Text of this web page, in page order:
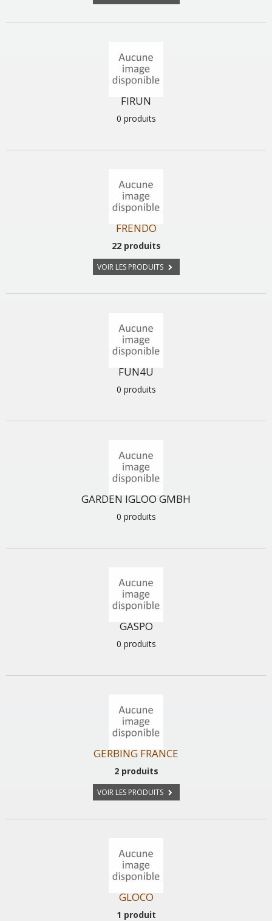
FIRUN
0 produits
FRENDO
22 produits
VOIR LES PRODUITS
FUN4U
0 produits
GARDEN IGLOO GMBH
0 produits
GASPO
0 produits
GERBING FRANCE
2 produits
VOIR LES PRODUITS
GLOCO
1 produit